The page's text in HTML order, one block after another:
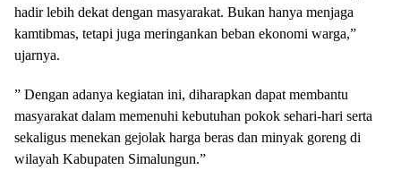
hadir lebih dekat dengan masyarakat. Bukan hanya menjaga
kamtibmas, tetapi juga meringankan beban ekonomi warga,”
ujarnya.
” Dengan adanya kegiatan ini, diharapkan dapat membantu
masyarakat dalam memenuhi kebutuhan pokok sehari-hari serta
sekaligus menekan gejolak harga beras dan minyak goreng di
wilayah Kabupaten Simalungun.”